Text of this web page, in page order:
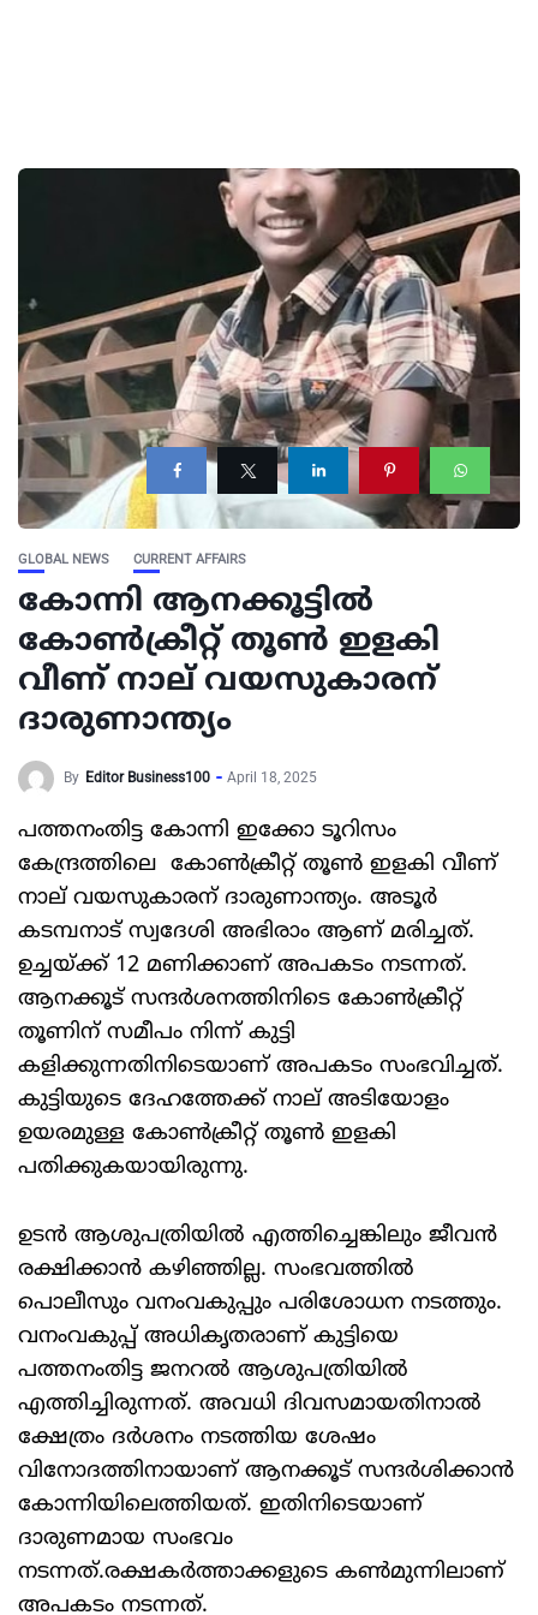
GLOBAL NEWS CURRENT AFFAIRS
കോന്നി ആനക്കൂട്ടിൽ
കോൺക്രീറ്റ് തൂൺ ഇളകി
വീണ് നാല് വയസുകാരന്
ദാരുണാന്ത്യം
By Editor Business100 April 18, 2025
പത്തനംതിട്ട കോന്നി ഇക്കോ ടൂറിസം
കേന്ദ്രത്തിലെ കോൺക്രീറ്റ് തൂൺ ഇളകി വീണ്
നാല് വയസുകാരന് ദാരുണാന്ത്യം. അടൂർ
കടമ്പനാട് സ്വദേശി അഭിരാം ആണ് മരിച്ചത്.
ഉച്ചയ്ക്ക് 12 മണിക്കാണ് അപകടം നടന്നത്.
ആനക്കൂട് സന്ദർശനത്തിനിടെ കോൺക്രീറ്റ്
തൂണിന് സമീപം നിന്ന് കുട്ടി
കളിക്കുന്നതിനിടെയാണ് അപകടം സംഭവിച്ചത്.
കുട്ടിയുടെ ദേഹത്തേക്ക് നാല് അടിയോളം
ഉയരമുള്ള കോൺക്രീറ്റ് തൂണ്‍ ഇളകി
പതിക്കുകയായിരുന്നു.
ഉടന്‍ ആശുപത്രിയില്‍ എത്തിച്ചെങ്കിലും ജീവന്‍
രക്ഷിക്കാന്‍ കഴിഞ്ഞില്ല. സംഭവത്തില്‍
പൊലീസും വനംവകുപ്പും പരിശോധന നടത്തും.
വനംവകുപ്പ് അധികൃതരാണ് കുട്ടിയെ
പത്തനംതിട്ട ജനറല്‍ ആശുപത്രിയില്‍
എത്തിച്ചിരുന്നത്. അവധി ദിവസമായതിനാല്‍
ക്ഷേത്രം ദര്‍ശനം നടത്തിയ ശേഷം
വിനോദത്തിനായാണ് ആനക്കൂട് സന്ദര്‍ശിക്കാന്‍
കോന്നിയിലെത്തിയത്. ഇതിനിടെയാണ്
ദാരുണമായ സംഭവം
നടന്നത്.രക്ഷകര്‍ത്താക്കളുടെ കൺമുന്നിലാണ്
അപകടം നടന്നത്.